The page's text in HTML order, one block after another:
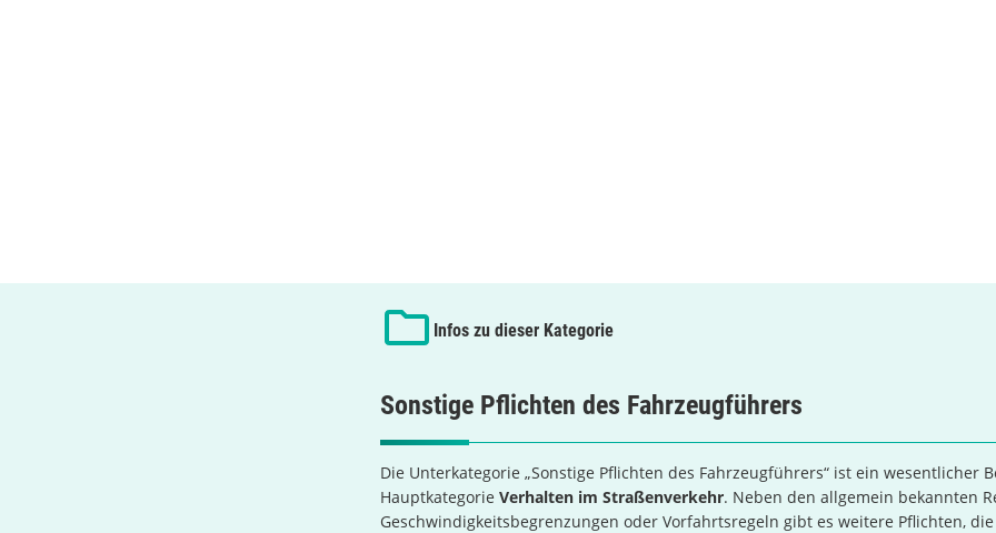
Infos zu dieser Kategorie
Sonstige Pflichten des Fahrzeugführers
Die Unterkategorie „Sonstige Pflichten des Fahrzeugführers“ ist ein wesentlicher
Hauptkategorie Verhalten im Straßenverkehr. Neben den allgemein bekannten
Geschwindigkeitsbegrenzungen oder Vorfahrtsregeln gibt es weitere Pflichten, die